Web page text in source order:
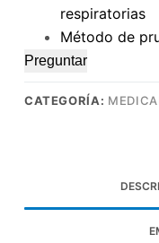
respiratorias
Método de
Preguntar
CATEGORÍA: